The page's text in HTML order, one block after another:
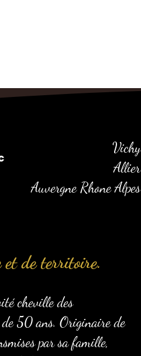
Vichy
Allier
Auvergne Rhone Alpes
et de territoire.
cheville des
de 50 ans. Originaire de
par sa famille,